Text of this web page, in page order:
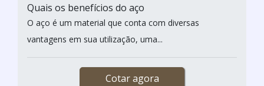
Quais os benefícios do aço
O aço é um material que conta com diversas
vantagens em sua utilização, uma...
Cotar agora